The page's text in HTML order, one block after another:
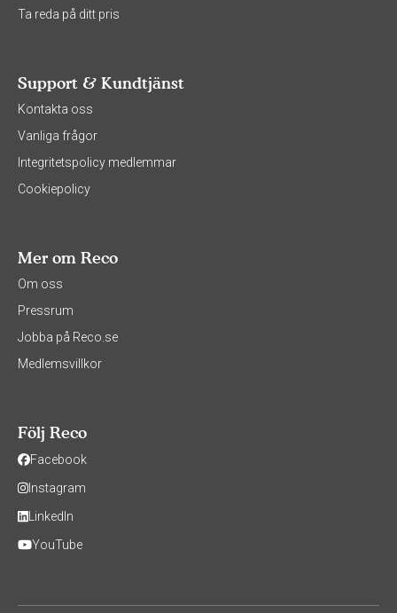
Ta reda på ditt pris
Support & Kundtjänst
Kontakta oss
Vanliga frågor
Integritetspolicy medlemmar
Cookiepolicy
Mer om Reco
Om oss
Pressrum
Jobba på Reco.se
Medlemsvillkor
Följ Reco
Facebook
Instagram
LinkedIn
YouTube